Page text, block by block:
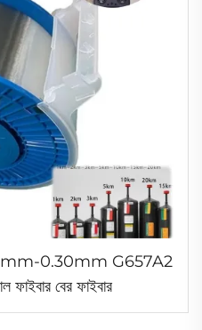
0.30mm G657A2
ফাইবার বের ফাইবার